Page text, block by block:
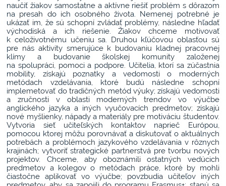
naučiť žiakov samostatne a aktívne riešiť problém s dôrazom
na presah do ich osobného života. Nemenej potrebné je
ukázať im, že sú schopní zvládať problémy, následne hľadať
východiská a ich riešenie. Žiakov chceme motivovať
k celoživotnému učeniu sa. Druhou kľúčovou oblasťou sú
pre nás aktivity smerujúce k budovaniu kladnej pracovnej
klímy a budovanie školskej komunity založenej
na spolupráci, pomoci a podpore. Učitelia, ktorí sa zúčastnia
mobility, získajú poznatky a vedomosti o moderných
metódach vzdelávania, ktoré budú následne schopní
implemetovať do tradičných metód výuky; získajú vedomosti
a zručnosti v oblasti moderných trendov vo výučbe
anglického jazyka a iných vyučovacích predmetov; získajú
nové myšlienky, nápady a materiály pre motiváciu študentov.
Vytvoria sieť učiteľských kontaktov naprieč Európou,
pomocou ktorej môžu porovnávať a diskutovať o aktuálnych
potrebách a problémoch jazykového vzdelávania v rôznych
krajinách; vytvoriť strategické partnerstvá pre tvorbu nových
projektov. Chceme, aby oboznámili ostatných vedúcich
predmetov a kolegov o metódach práce, ktoré by mohli
čiastočne aplikovať vo výučbe; povzbudia učiteľov iných